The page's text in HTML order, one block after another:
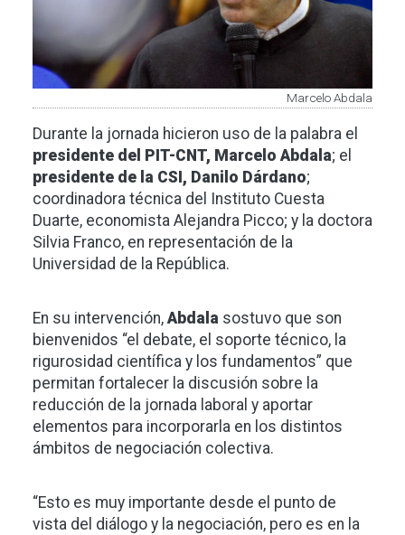
Marcelo Abdala
Durante la jornada hicieron uso de la palabra el
presidente del PIT-CNT, Marcelo Abdala; el
presidente de la CSI, Danilo Dárdano;
coordinadora técnica del Instituto Cuesta
Duarte, economista Alejandra Picco; y la doctora
Silvia Franco, en representación de la
Universidad de la República.
En su intervención, Abdala sostuvo que son
bienvenidos “el debate, el soporte técnico, la
rigurosidad científica y los fundamentos” que
permitan fortalecer la discusión sobre la
reducción de la jornada laboral y aportar
elementos para incorporarla en los distintos
ámbitos de negociación colectiva.
“Esto es muy importante desde el punto de
vista del diálogo y la negociación, pero es en la